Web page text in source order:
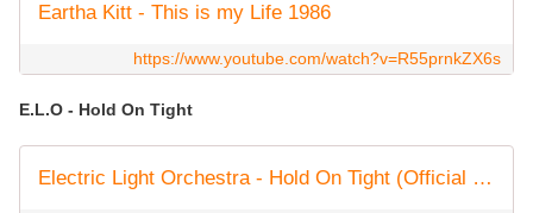
Eartha Kitt - This is my Life 1986
https://www.youtube.com/watch?v=R55prnkZX6s
E.L.O - Hold On Tight
Electric Light Orchestra - Hold On Tight (Official Video)